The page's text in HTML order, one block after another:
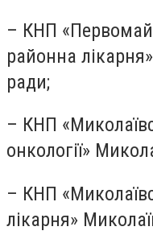
– КНП
районна
ради;
– КНП
онкології»
– КНП
лікарня»